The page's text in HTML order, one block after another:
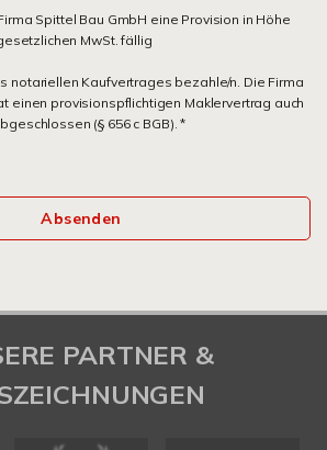
Spittel Bau GmbH eine Provision in Höhe
MwSt. fällig
notariellen Kaufvertrages bezahle/n. Die Firma
einen provisionspflichtigen Maklervertrag auch
(§ 656 c BGB). *
Absenden
PARTNER &